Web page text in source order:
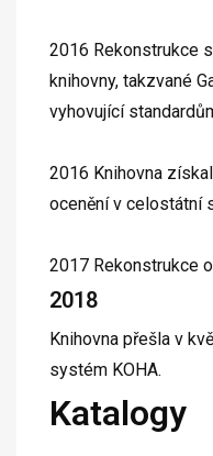
2016 Rekonstrukce
knihovny, takzvané
vyhovující
2016 Knihovna
ocenění v celostátní
2017 Rekonstrukce
2018
Knihovna přešla v
systém KOHA.
Katalogy